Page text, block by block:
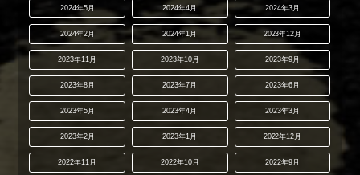
2024年5月 2024年4月 2024年3月
2024年2月 2024年1月 2023年12月
2023年11月 2023年10月 2023年9月
2023年8月 2023年7月 2023年6月
2023年5月 2023年4月 2023年3月
2023年2月 2023年1月 2022年12月
2022年11月 2022年10月 2022年9月